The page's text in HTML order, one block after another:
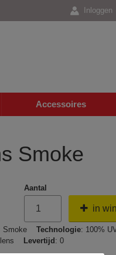
Inloggen
Accessoires
Smoke
Aantal
in
Smoke Technologie: 100%
lens Levertijd: 0